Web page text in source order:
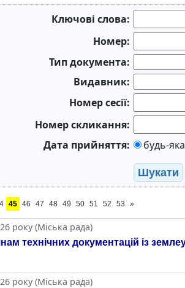
Ключові слова:
Номер:
Тип документа:
Видавник:
Номер сесії:
Номер скликання:
Дата прийняття:
будь-яка
Шукати
45 46 47 48 49 50 51 52 53 »
року (Міська рада)
технічних документацій із
року (Міська рада)